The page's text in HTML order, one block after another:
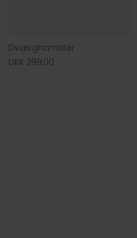
Dværghamster
DKK 299,00